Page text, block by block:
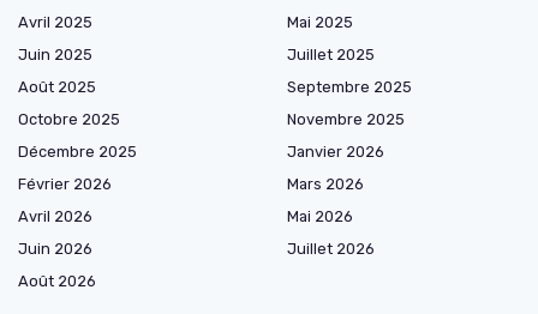
Avril 2025
Mai 2025
Juin 2025
Juillet 2025
Août 2025
Septembre 2025
Octobre 2025
Novembre 2025
Décembre 2025
Janvier 2026
Février 2026
Mars 2026
Avril 2026
Mai 2026
Juin 2026
Juillet 2026
Août 2026